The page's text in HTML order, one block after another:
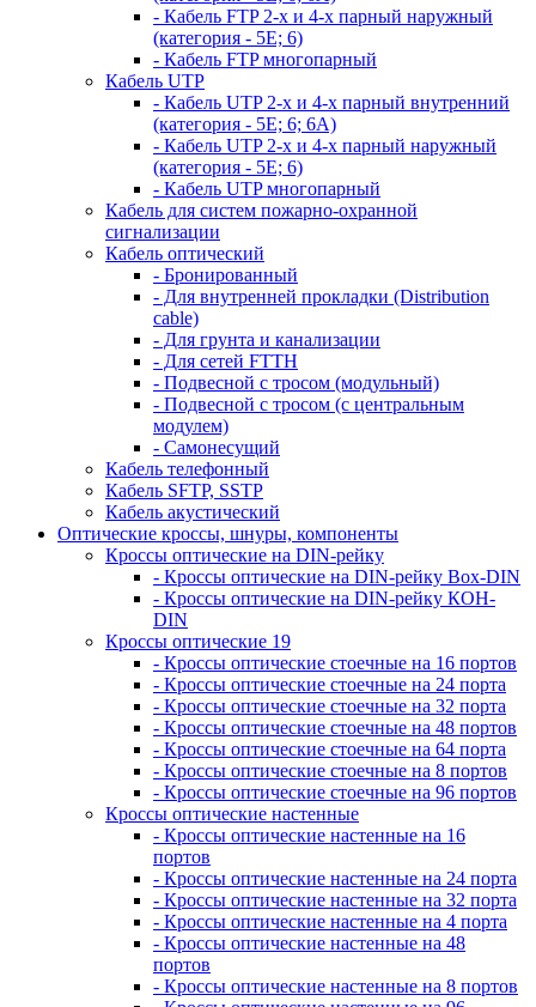
- Кабель FTP 2-х и 4-х парный наружный
(категория - 5Е; 6)
- Кабель FTP многопарный
Кабель UTP
- Кабель UTP 2-х и 4-х парный внутренний
(категория - 5Е; 6; 6А)
- Кабель UTP 2-х и 4-х парный наружный
(категория - 5Е; 6)
- Кабель UTP многопарный
Кабель для систем пожарно-охранной
сигнализации
Кабель оптический
- Бронированный
- Для внутренней прокладки (Distribution
cable)
- Для грунта и канализации
- Для сетей FTTH
- Подвесной с тросом (модульный)
- Подвесной с тросом (с центральным
модулем)
- Самонесущий
Кабель телефонный
Кабель SFTP, SSTP
Кабель акустический
Оптические кроссы, шнуры, компоненты
Кроссы оптические на DIN-рейку
- Кроссы оптические на DIN-рейку Box-DIN
- Кроссы оптические на DIN-рейку КОН-
DIN
Кроссы оптические 19
- Кроссы оптические стоечные на 16 портов
- Кроссы оптические стоечные на 24 порта
- Кроссы оптические стоечные на 32 порта
- Кроссы оптические стоечные на 48 портов
- Кроссы оптические стоечные на 64 порта
- Кроссы оптические стоечные на 8 портов
- Кроссы оптические стоечные на 96 портов
Кроссы оптические настенные
- Кроссы оптические настенные на 16
портов
- Кроссы оптические настенные на 24 порта
- Кроссы оптические настенные на 32 порта
- Кроссы оптические настенные на 4 порта
- Кроссы оптические настенные на 48
портов
- Кроссы оптические настенные на 8 портов